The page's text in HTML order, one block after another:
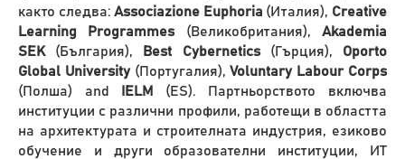
както следва:Associazione Euphoria (Италия), Creative
Learning Programmes(Великобритания),Akademia
SEK(България), Best Cybernetics(Гърция), Oporto
Global University(Португалия),Voluntary Labour Corps
(Полша) and IELM (ES). Партньорството включва
институции с различни профили, работещи в областта
на архитектурата и строителната индустрия, езиково
обучение и други образователни институции, ИТ